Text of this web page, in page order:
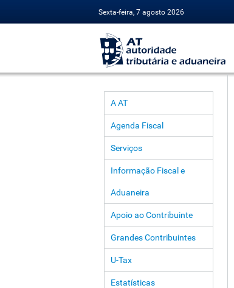
Sexta-feira, 7 agosto 2026
A AT
Agenda Fiscal
Serviços
Informação Fiscal e
Aduaneira
Apoio ao Contribuinte
Grandes Contribuintes
U-Tax
Estatísticas